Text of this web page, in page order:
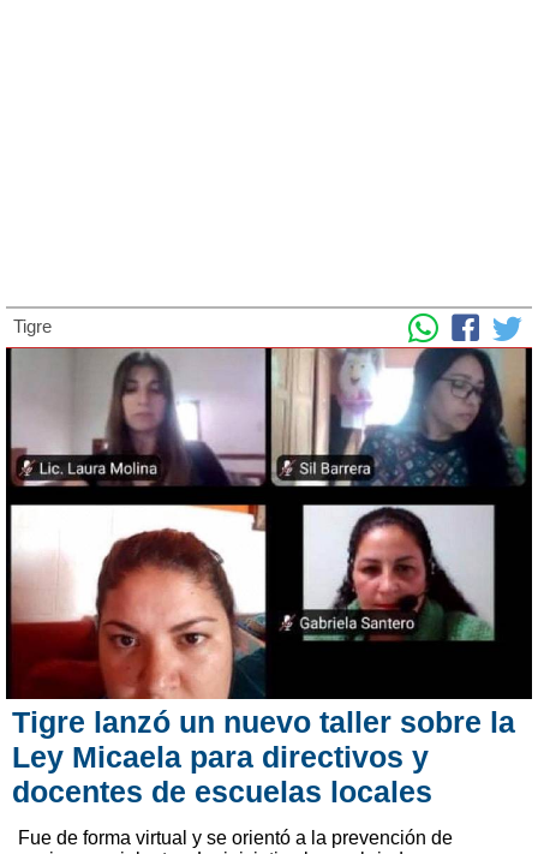
Tigre
Tigre lanzó un nuevo taller sobre la
Ley Micaela para directivos y
docentes de escuelas locales
Fue de forma virtual y se orientó a la prevención de